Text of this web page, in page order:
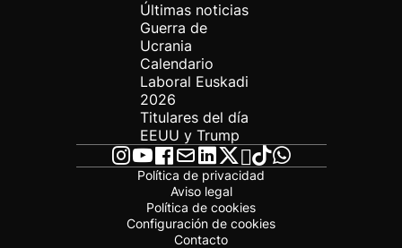
Últimas noticias
Guerra de
Ucrania
Calendario
Laboral Euskadi
2026
Titulares del día
EEUU y Trump
Política de privacidad
Aviso legal
Política de cookies
Configuración de cookies
Contacto